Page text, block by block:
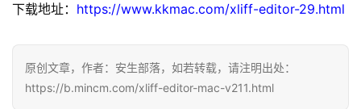
W
下载地址： https://www.kkmac.com/xliff-editor-29.html
原创文章，作者：安生部落，如若转载，请注明出处：
https://b.mincm.com/xliff-editor-mac-v211.html